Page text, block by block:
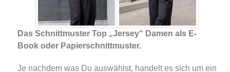
Das Schnittmuster Top „Jersey“ Damen als E-
Book oder Papierschnittmuster.
Je nachdem was Du auswählst, handelt es sich um ein